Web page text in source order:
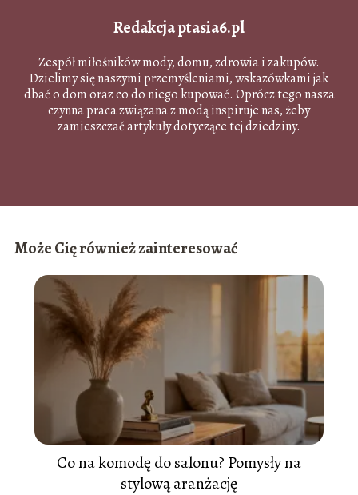
Redakcja ptasia6.pl
Zespół miłośników mody, domu, zdrowia i zakupów.
Dzielimy się naszymi przemyśleniami, wskazówkami jak
dbać o dom oraz co do niego kupować. Oprócz tego nasza
czynna praca związana z modą inspiruje nas, żeby
zamieszczać artykuły dotyczące tej dziedziny.
Może Cię również zainteresować
Co na komodę do salonu? Pomysły na
stylową aranżację